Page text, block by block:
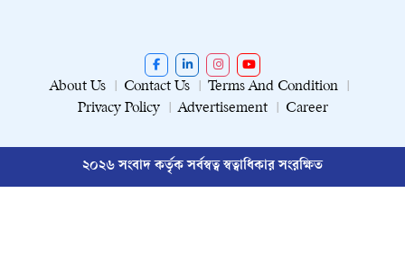
About Us Contact Us
Terms And Condition
Privacy Policy
Advertisement Career
২০২৬ সংবাদ কর্তৃক সর্বস্বত্ব স্বত্বাধিকার সংরক্ষিত